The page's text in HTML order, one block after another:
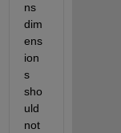
ns
dim
ens
ion
s
sho
uld
not